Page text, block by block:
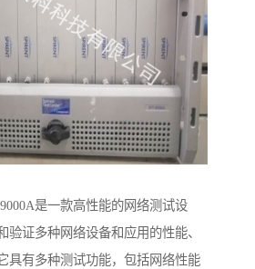
是一款高性能的网络测试设
验证多种网络设备和应用的性能、
具有多种测试功能，包括网络性能